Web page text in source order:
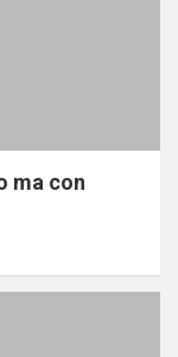
ma con